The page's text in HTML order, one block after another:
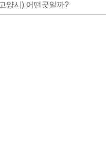
양시) 어떤곳일까?